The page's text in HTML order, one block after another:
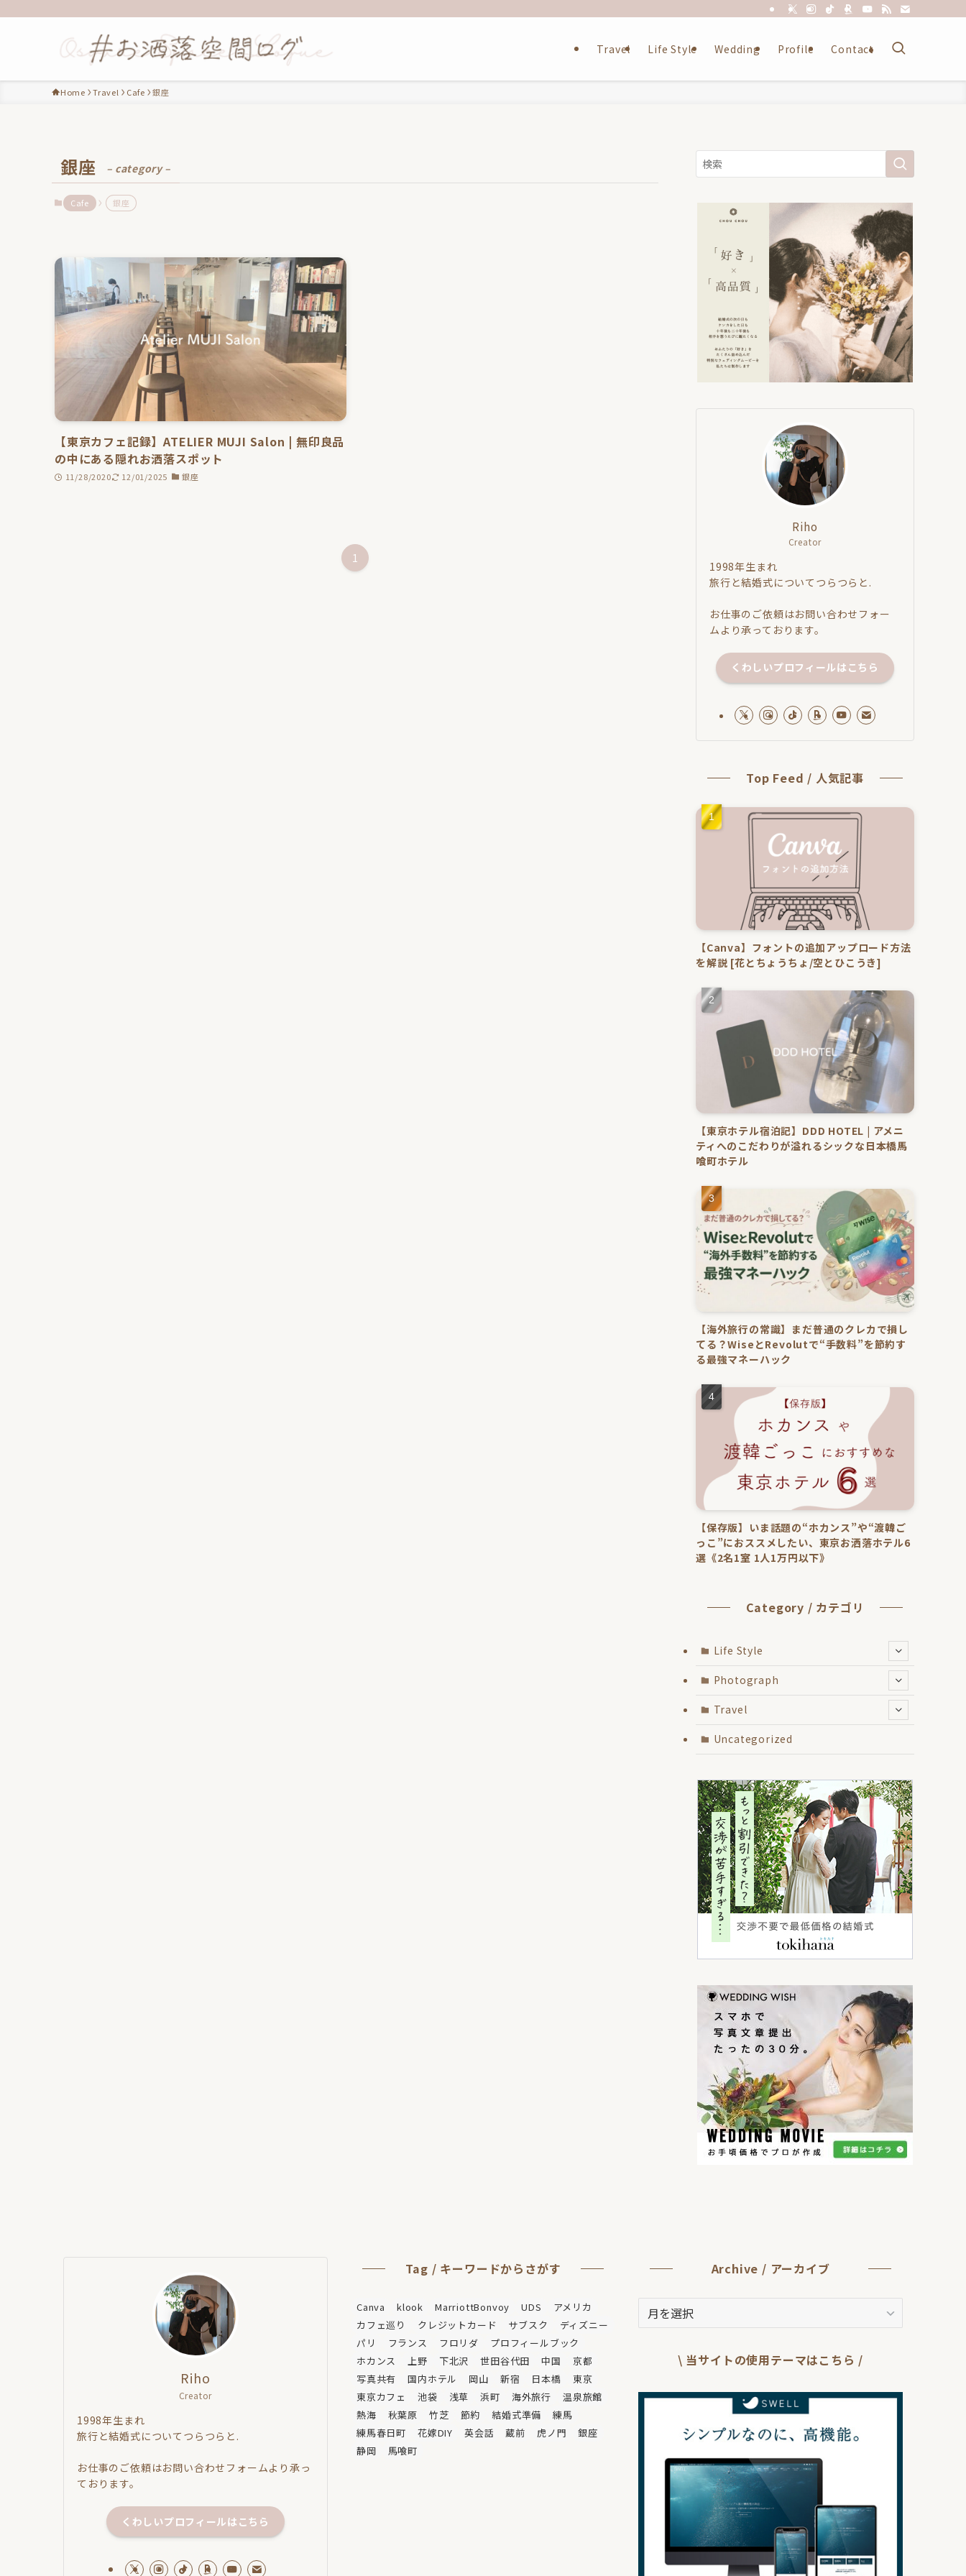
Travel Life Style Wedding Profile Contact
Home Travel Cafe 銀座
銀座 – category –
Cafe 銀座
【東京カフェ記録】ATELIER MUJI Salon | 無印良品
の中にある隠れお洒落スポット
11/28/2020 12/01/2025 銀座
1
Riho
Creator
1998年生まれ
旅行と結婚式についてつらつらと.
お仕事のご依頼はお問い合わせフォー
ムより承っております。
くわしいプロフィールはこちら
Top Feed / 人気記事
【Canva】フォントの追加アップロード方法
を解説 [花とちょうちょ/空とひこうき]
【東京ホテル宿泊記】DDD HOTEL | アメニ
ティへのこだわりが溢れるシックな日本橋馬
喰町ホテル
【海外旅行の常識】まだ普通のクレカで損し
てる？WiseとRevolutで“手数料”を節約す
る最強マネーハック
【保存版】いま話題の“ホカンス”や“渡韓ご
っこ”におススメしたい、東京お洒落ホテル6
選《2名1室 1人1万円以下》
Category / カテゴリ
Life Style
Photograph
Travel
Uncategorized
Riho
Creator
1998年生まれ
旅行と結婚式についてつらつらと.
お仕事のご依頼はお問い合わせフォームより承っ
ております。
くわしいプロフィールはこちら
Tag / キーワードからさがす
Canva klook MarriottBonvoy UDS
アメリカ
カフェ巡り
クレジットカード サブスク
ディズニー
パリ
フランス フロリダ
プロフィールブック
ホカンス
上野 下北沢 世田谷代田 中国
京都
写真共有
国内ホテル 岡山 新宿 日本橋
東京
東京カフェ
池袋 浅草 浜町 海外旅行
温泉旅館
熱海
秋葉原 竹芝 節約 結婚式準備
練馬
練馬春日町
花嫁DIY 英会話 蔵前 虎ノ門
銀座
静岡
馬喰町
Archive / アーカイブ
Archive
/
イ
\ 当サイトの使用テーマはこちら /